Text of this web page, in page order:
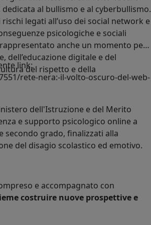
al bullismo e al cyberbullismo.
legati all’uso dei social network e
psicologiche e sociali
anche un momento per
dell’educazione digitale e del
del rispetto e della
link:
rete-nera:-il-volto-oscuro-del-web-
dell'Istruzione e del Merito
e supporto psicologico online a
secondo grado, finalizzati alla
del disagio scolastico ed emotivo.
e accompagnato con
costruire nuove prospettive e